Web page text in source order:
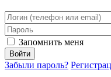
Запомнить меня
Забыли пароль?